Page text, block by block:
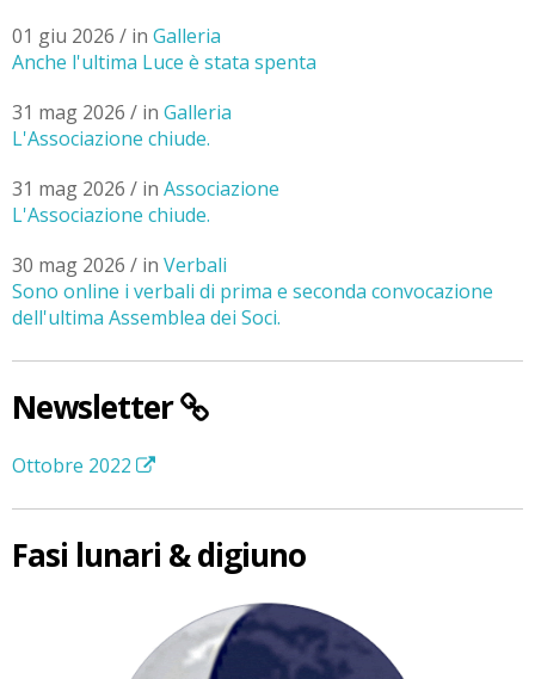
01 giu 2026 / in Galleria
Anche l'ultima Luce è stata spenta
31 mag 2026 / in Galleria
L'Associazione chiude.
31 mag 2026 / in Associazione
L'Associazione chiude.
30 mag 2026 / in Verbali
Sono online i verbali di prima e seconda convocazione
dell'ultima Assemblea dei Soci.
Newsletter
Ottobre 2022
Fasi lunari & digiuno